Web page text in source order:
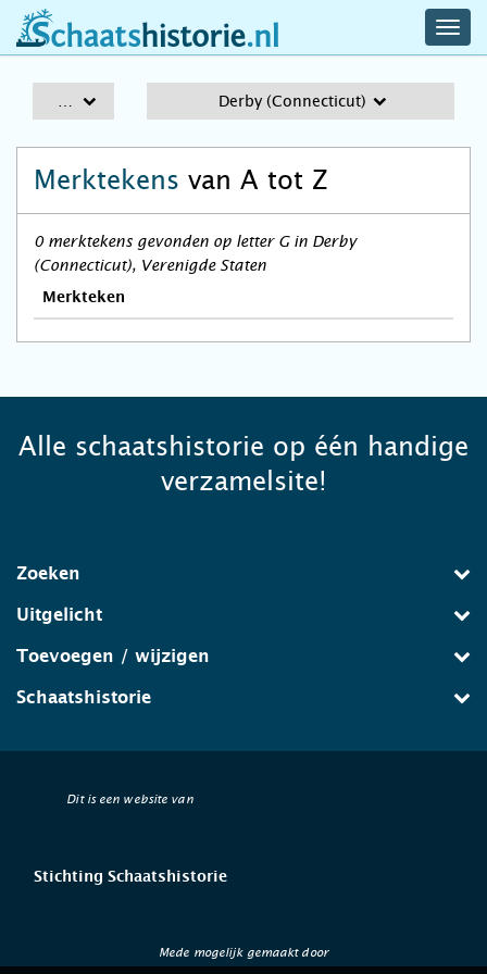
schaatshistorie.nl
Derby (Connecticut)
Merktekens van A tot Z
0 merktekens gevonden op letter G in Derby
(Connecticut), Verenigde Staten
Merkteken
Alle schaatshistorie op één handige
verzamelsite!
Zoeken
Uitgelicht
Toevoegen / wijzigen
Schaatshistorie
Dit is een website van
Stichting Schaatshistorie
Mede mogelijk gemaakt door